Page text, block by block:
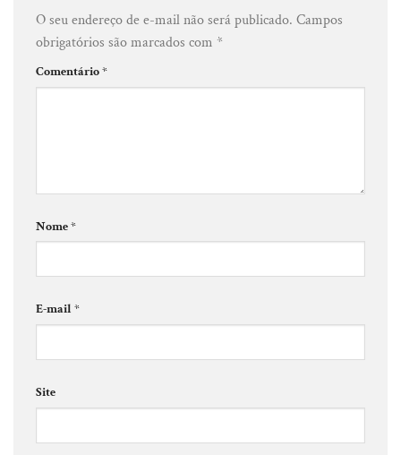
O seu endereço de e-mail não será publicado. Campos
obrigatórios são marcados com *
Comentário*
Nome*
E-mail *
Site